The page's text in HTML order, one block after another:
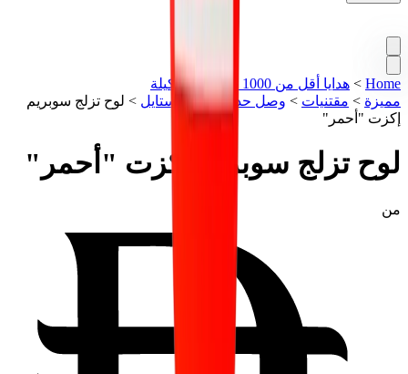
Home
> هدايا أقل من 1000 درهم >تشكيلة
مميزة > مقتنيات > وصل حديثاً>لايف ستايل > لوح تزلج سوبريم
إكزت "أحمر"
لوح تزلج سوبريم إكزت "أحمر"
من